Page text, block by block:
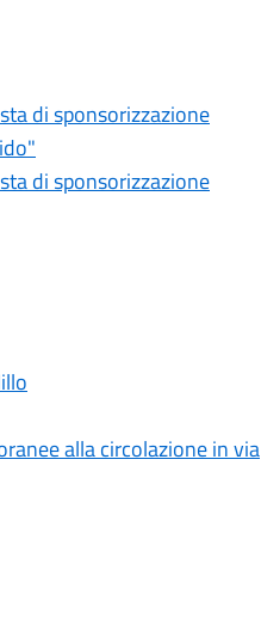
di sponsorizzazione
di sponsorizzazione
alla circolazione in via